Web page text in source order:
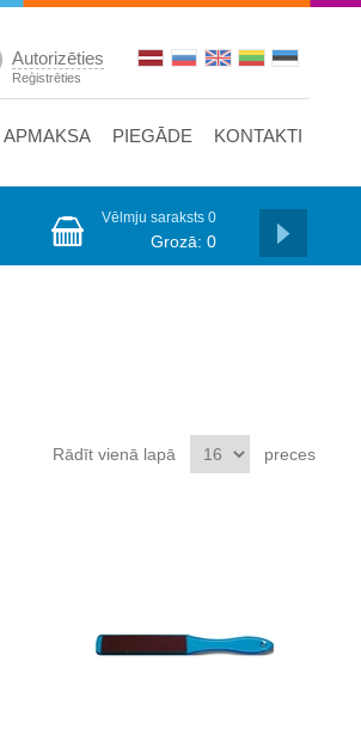
Autorizēties
Reģistrēties
APMAKSA PIEGĀDE KONTAKTI
Vēlmju saraksts 0
Grozā: 0
Rādīt vienā lapā preces